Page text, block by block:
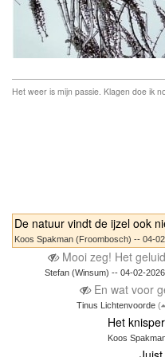
Het weer is mijn passie. Klagen doe ik
De natuur vindt de ijzel ook
Koos Spakman (Froombosch) -- 04-
Mooi zeg! Het
Stefan (Winsum) -- 04-02-
En wat voor
Tinus Lichtenvoorde (
Het
Koos